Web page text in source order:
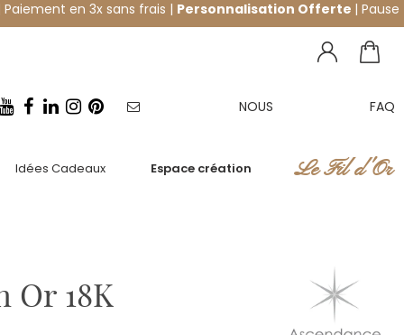
Paiement en 3x sans frais | Personnalisation Offerte | Pause
NOUS
FAQ
Idées Cadeaux Espace création Le Fil d'Or
Or 18K